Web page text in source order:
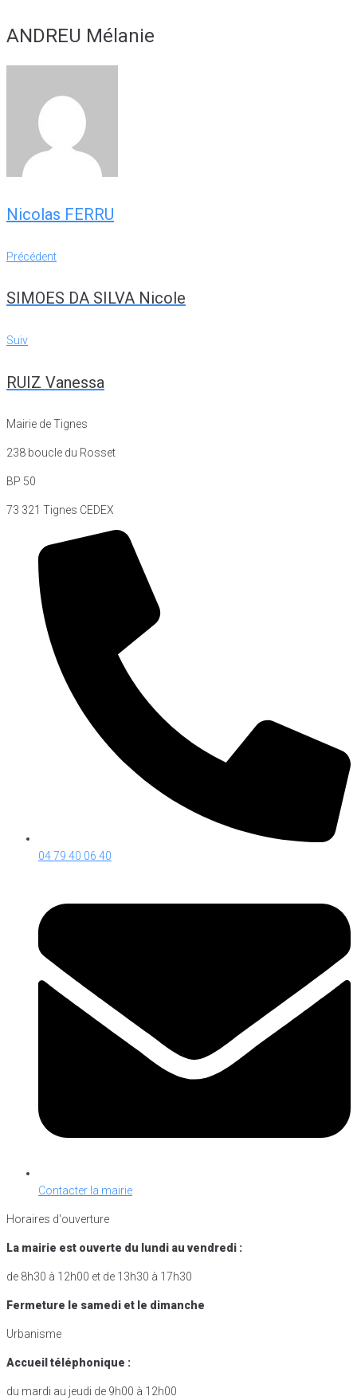
ANDREU Mélanie
Nicolas FERRU
Navigation
de
l’article
Précédent
Précédent
SIMOES DA SILVA Nicole
Suiv
Suiv
RUIZ Vanessa
Mairie de Tignes
238 boucle du Rosset
BP 50
73 321 Tignes CEDEX
04 79 40 06 40
Contacter la mairie
Horaires d'ouverture
La mairie est ouverte du lundi au vendredi :
de 8h30 à 12h00 et de 13h30 à 17h30
Fermeture le samedi et le dimanche
Urbanisme
Accueil téléphonique :
du mardi au jeudi de 9h00 à 12h00